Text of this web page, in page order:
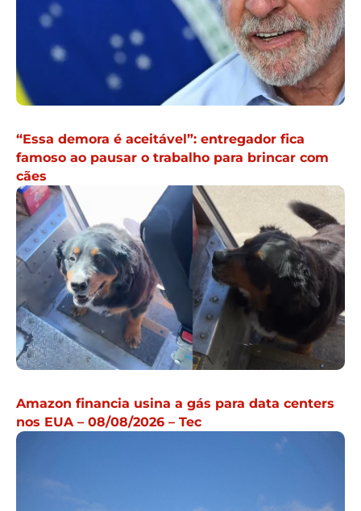
“Essa demora é aceitável”: entregador fica
famoso ao pausar o trabalho para brincar com
cães
Amazon financia usina a gás para data centers
nos EUA – 08/08/2026 – Tec